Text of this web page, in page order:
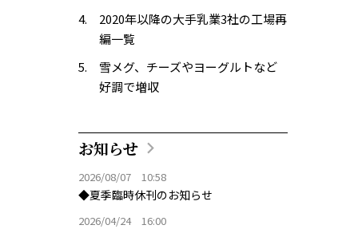
2020年以降の大手乳業3社の工場再
編一覧
雪メグ、チーズやヨーグルトなど
好調で増収
お知らせ
2026/08/07 10:58
◆夏季臨時休刊のお知らせ
2026/04/24 16:00